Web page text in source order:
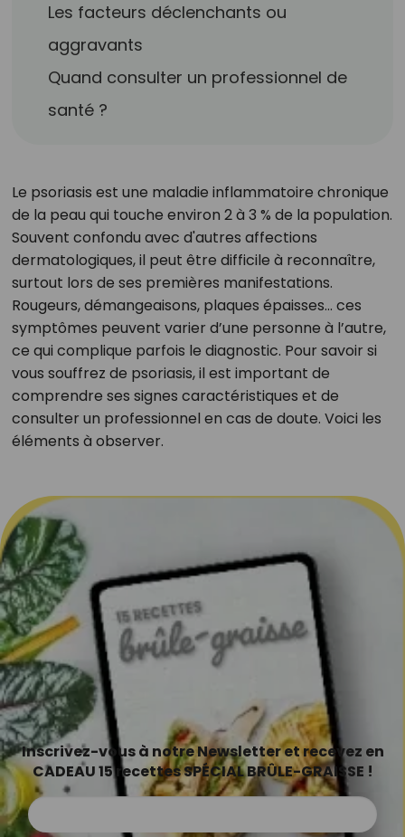
Les facteurs déclenchants ou
aggravants
Quand consulter un professionnel de
santé ?
Le psoriasis est une maladie inflammatoire chronique
de la peau qui touche environ 2 à 3 % de la population.
Souvent confondu avec d'autres affections
dermatologiques, il peut être difficile à reconnaître,
surtout lors de ses premières manifestations.
Rougeurs, démangeaisons, plaques épaisses… ces
symptômes peuvent varier d’une personne à l’autre,
ce qui complique parfois le diagnostic. Pour savoir si
vous souffrez de psoriasis, il est important de
comprendre ses signes caractéristiques et de
consulter un professionnel en cas de doute. Voici les
éléments à observer.
Inscrivez-vous à notre Newsletter et recevez en
CADEAU 15 recettes SPÉCIAL BRÛLE-GRAISSE !